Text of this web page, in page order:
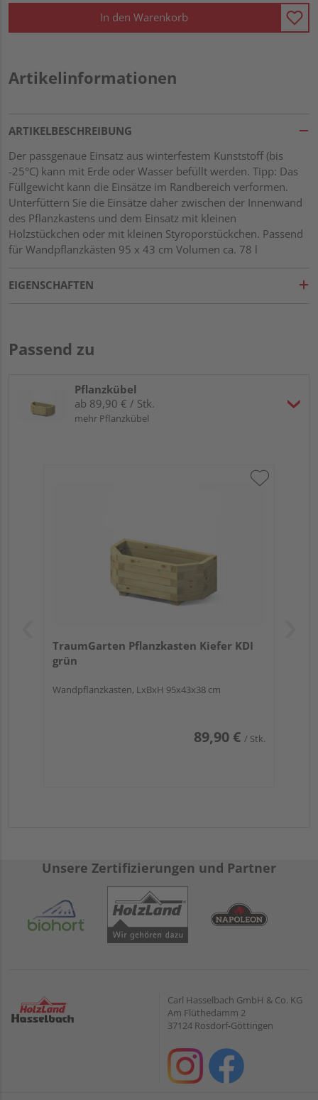
In den Warenkorb
Artikelinformationen
ARTIKELBESCHREIBUNG
Der passgenaue Einsatz aus winterfestem Kunststoff (bis
-25°C) kann mit Erde oder Wasser befüllt werden. Tipp: Das
Füllgewicht kann die Einsätze im Randbereich verformen.
Unterfüttern Sie die Einsätze daher zwischen der Innenwand
des Pflanzkastens und dem Einsatz mit kleinen
Holzstückchen oder mit kleinen Styroporstückchen. Passend
für Wandpflanzkästen 95 x 43 cm Volumen ca. 78 l
EIGENSCHAFTEN
Passend zu
Pflanzkübel
ab 89,90 € / Stk.
mehr Pflanzkübel
TraumGarten Pflanzkasten Kiefer KDI
grün
Wandpflanzkasten, LxBxH 95x43x38 cm
89,90 € / Stk.
Unsere Zertifizierungen und Partner
Carl Hasselbach GmbH & Co. KG
Am Flüthedamm 2
37124 Rosdorf-Göttingen